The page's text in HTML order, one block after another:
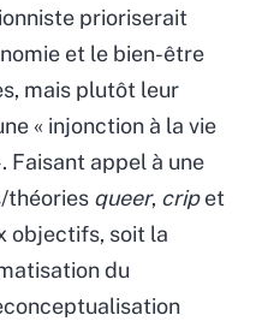
prioriserait
et le bien-être
mais plutôt leur
« injonction à la vie
Faisant appel à une
théories queer, cripet
objectifs, soit la
du